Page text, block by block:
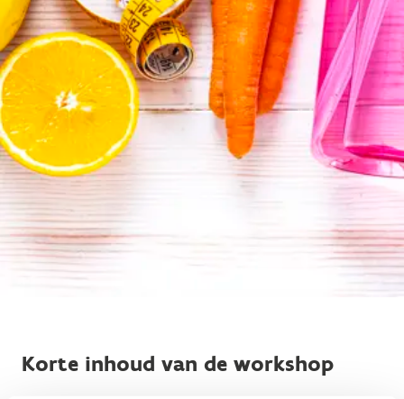
Korte inhoud van de workshop